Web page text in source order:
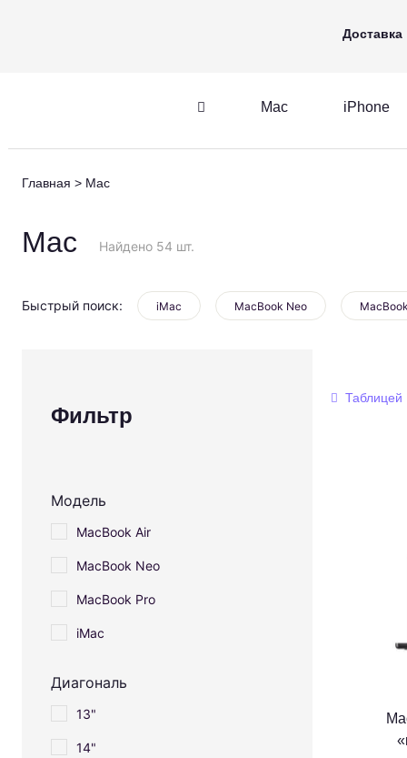
Apple WatchДоставка
Mac iPhone
Главная Mac
Mac Найдено 54 шт.
Быстрый поиск: iMac MacBook Neo
Фильтр
Модель
MacBook Air
MacBook Neo
MacBook Pro
iMac
Диагональ
13"
14"
Таблицей